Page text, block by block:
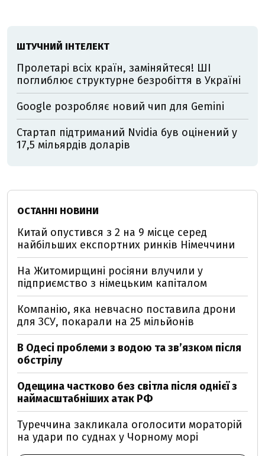
ШТУЧНИЙ ІНТЕЛЕКТ
Пролетарі всіх країн, заміняйтеся! ШІ
поглиблює структурне безробіття в Україні
Google розробляє новий чип для Gemini
Стартап підтриманий Nvidia був оцінений у
17,5 мільярдів доларів
ОСТАННІ НОВИНИ
Китай опустився з 2 на 9 місце серед
найбільших експортних ринків Німеччини
На Житомирщині росіяни влучили у
підприємство з німецьким капіталом
Компанію, яка невчасно поставила дрони
для ЗСУ, покарали на 25 мільйонів
В Одесі проблеми з водою та звʼязком після
обстрілу
Одещина частково без світла після однієї з
наймасштабніших атак РФ
Туреччина закликала оголосити мораторій
на удари по суднах у Чорному морі